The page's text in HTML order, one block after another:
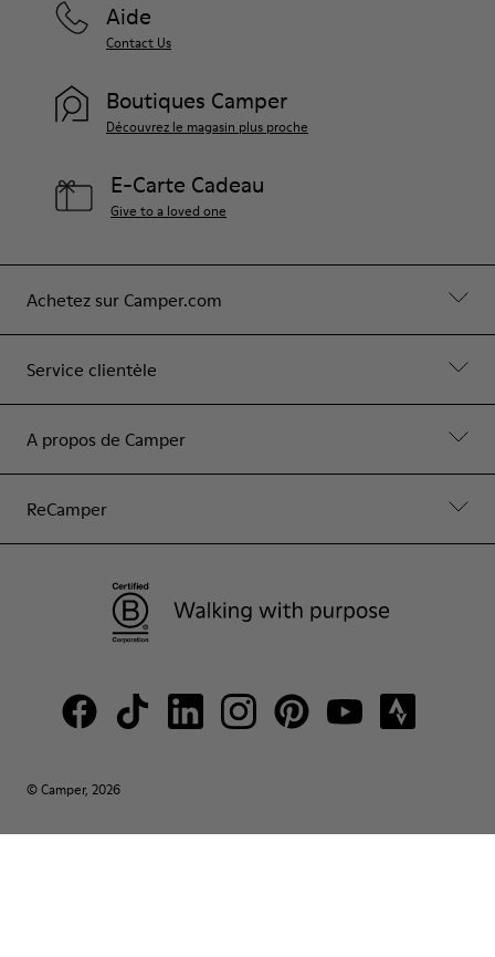
Achetez sur Camper.com
Service clientèle
A propos de Camper
ReCamper
Aide
Contact Us
Boutiques Camper
Découvrez le magasin plus proche
E-Carte Cadeau
Give to a loved one
© Camper, 2026